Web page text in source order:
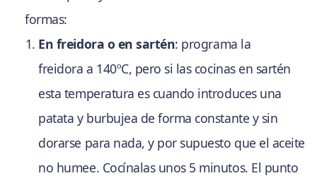
formas:
En freidora o en sartén: programa la
freidora a 140ºC, pero si las cocinas en sartén
esta temperatura es cuando introduces una
patata y burbujea de forma constante y sin
dorarse para nada, y por supuesto que el aceite
no humee. Cocínalas unos 5 minutos. El punto